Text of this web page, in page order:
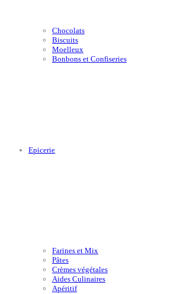
Chocolats
Biscuits
Moelleux
Bonbons et Confiseries
Epicerie
Farines et Mix
Pâtes
Crèmes végétales
Aides Culinaires
Apéritif